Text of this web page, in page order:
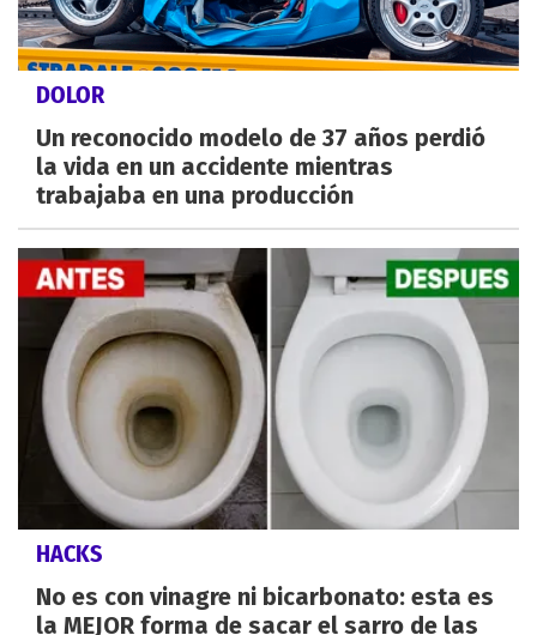
DOLOR
Un reconocido modelo de 37 años perdió
la vida en un accidente mientras
trabajaba en una producción
HACKS
No es con vinagre ni bicarbonato: esta es
la MEJOR forma de sacar el sarro de las